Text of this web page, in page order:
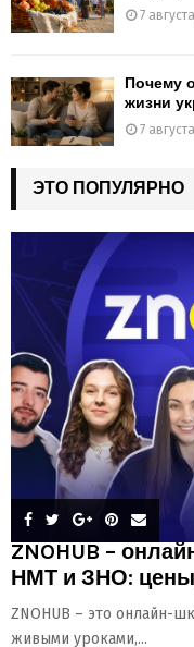
7
Почему
жизни
7
ЭТО ПОПУЛЯРНО
ZNOHUB –
НМТ и ЗНО:
ZNOHUB – это онлайн-
живыми уроками,...